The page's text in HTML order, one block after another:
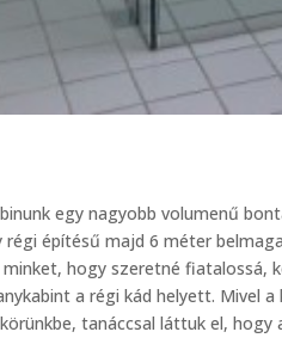
egy nagyobb volumenű
régi építésű majd 6 méter
hogy szeretné fiatalossá,
a régi kád helyett. Mivel
tanáccsal láttuk el,